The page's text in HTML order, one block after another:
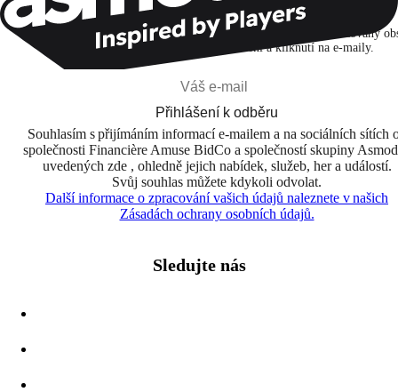
Přihlašuji se k odběru, abych objevoval hry, novinky a personalizovaný
na základě svých zájmů a svých otevření a kliknutí na e-maily.
Přihlášení k odběru
Souhlasím s přijímáním informací e-mailem a na sociálních sítích
společnosti Financière Amuse BidCo a společností skupiny
uvedených zde , ohledně jejich nabídek, služeb, her a událostí.
Svůj souhlas můžete kdykoli odvolat.
Další informace o zpracování vašich údajů naleznete v našich
Zásadách ochrany osobních údajů.
Sledujte nás